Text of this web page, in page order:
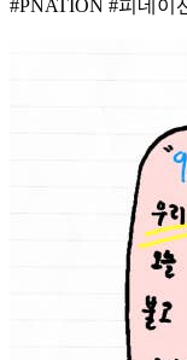
#PNATION #피네이